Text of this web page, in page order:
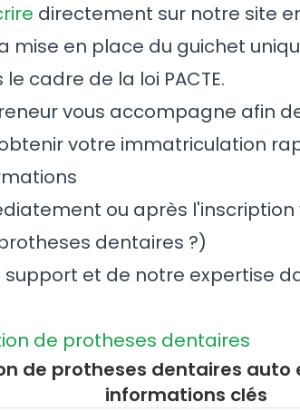
directement sur notre site
mise en place du guichet
cadre de la loi PACTE.
vous accompagne afin
votre immatriculation
ou après
dentaires ?)
support et de notre expertise
de protheses dentaires
de protheses dentaires auto
informations clés